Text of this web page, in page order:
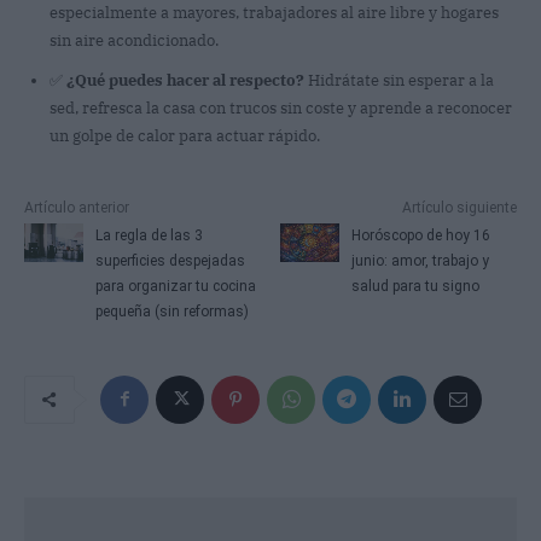
especialmente a mayores, trabajadores al aire libre y hogares
sin aire acondicionado.
¿Qué puedes hacer al respecto? Hidrátate sin esperar a la
sed, refresca la casa con trucos sin coste y aprende a reconocer
un golpe de calor para actuar rápido.
Artículo anterior
La regla de las 3
superficies despejadas
para organizar tu cocina
pequeña (sin reformas)
Artículo siguiente
Horóscopo de hoy 16
junio: amor, trabajo y
salud para tu signo